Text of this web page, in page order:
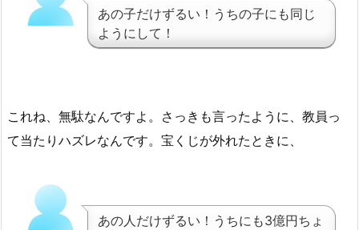
あの子だけずるい！うちの子にも同じ
ようにして！
これね、無駄なんですよ。さっきも言ったように、教員っ
て当たりハズレなんです。宝くじが外れたときに、
あの人だけずるい！うちにも3億円ちょ